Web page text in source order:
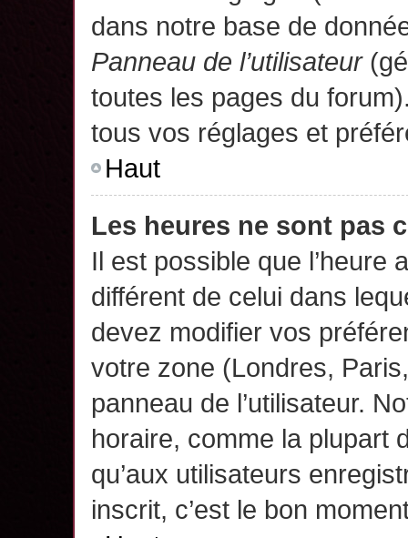
dans notre base de
Panneau de l’utilisateur
toutes les pages du
tous vos réglages et
Haut
Les heures ne sont pas
Il est possible que l’heure
différent de celui dans
devez modifier vos
votre zone (Londres,
panneau de l’utilisateur.
horaire, comme la plupart
qu’aux utilisateurs
inscrit, c’est le bon